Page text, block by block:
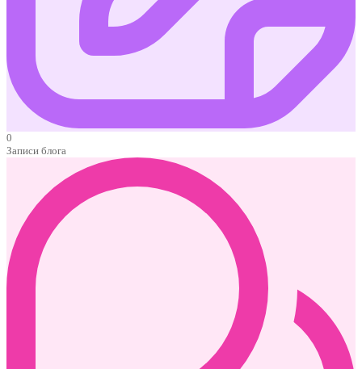
0
Записи блога